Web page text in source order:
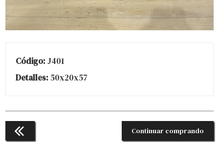
Código: J401
Detalles: 50x20x57
Continuar comprando